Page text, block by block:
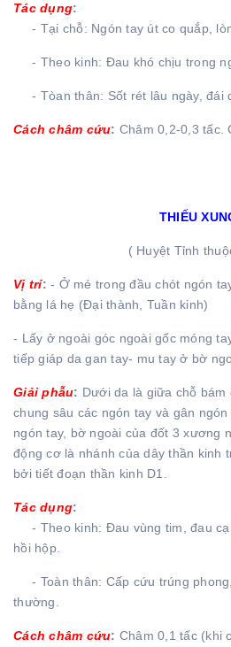
Tác dụng:
- Tại chỗ: Ngón tay út co quắp,
- Theo kinh: Đau khó chịu trong
- Tòan thân: Sốt rét lâu ngày, đái
Cách châm cứu: Châm 0,2-0,3 tấc.
THIẾU
( Huyệt Tỉnh
Vị trí: - Ở mé trong đầu chót ngón
bằng lá hẹ (Đại thành, Tuần kinh)
- Lấy ở ngoài góc ngoài gốc móng
tiếp giáp da gan tay- mu tay ở bờ
Giải phẫu: Dưới da là giữa chỗ
chung sâu các ngón tay và gân
ngón tay, bờ ngoài của đốt 3 xương
động cơ là nhánh của dây thần kinh
bởi tiết đoạn thần kinh D1.
Tác dụng:
- Theo kinh: Đau vùng tim, đau
hồi hộp.
- Toàn thân: Cấp cứu trúng
thường.
Cách châm cứu: Châm 0,1 tấc (khi